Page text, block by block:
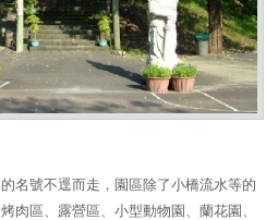
名號不逕而走，園區除了小橋流水等的
肉區、露營區、小型動物園、蘭花園、